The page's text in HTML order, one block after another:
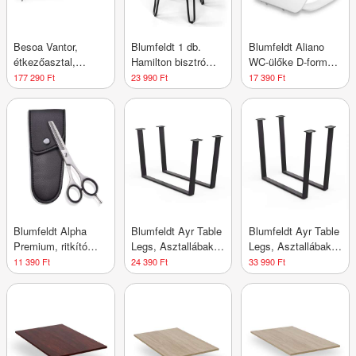
Besoa Vantor,
étkezőasztal,
akácfa,
vaskonstrukció, 175
x 78 x 90 cm, fa
177 290 Ft
Blumfeldt 1 db.
Hamilton bisztró
szék Ø33 cm Fa
acélkeret
23 990 Ft
Blumfeldt Aliano
WC-ülőke D-forma,
lassú záródás,
antibakteriális
17 390 Ft
Blumfeldt Alpha
Premium, ritkító
olló, extra éles,
egyoldalas
11 390 Ft
Blumfeldt Ayr Table
Legs, Asztallábak
62 x 43 cm, fém
24 390 Ft
Blumfeldt Ayr Table
Legs, Asztallábak
82 x 72 cm, fém
33 990 Ft